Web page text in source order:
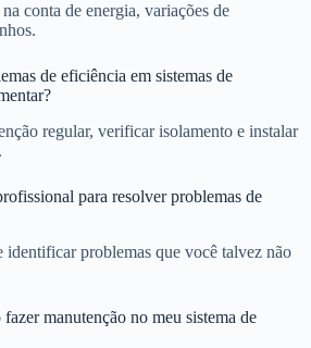
conta de energia, variações de
de eficiência em sistemas de
regular, verificar isolamento e instalar
para resolver problemas de
problemas que você talvez não
manutenção no meu sistema de